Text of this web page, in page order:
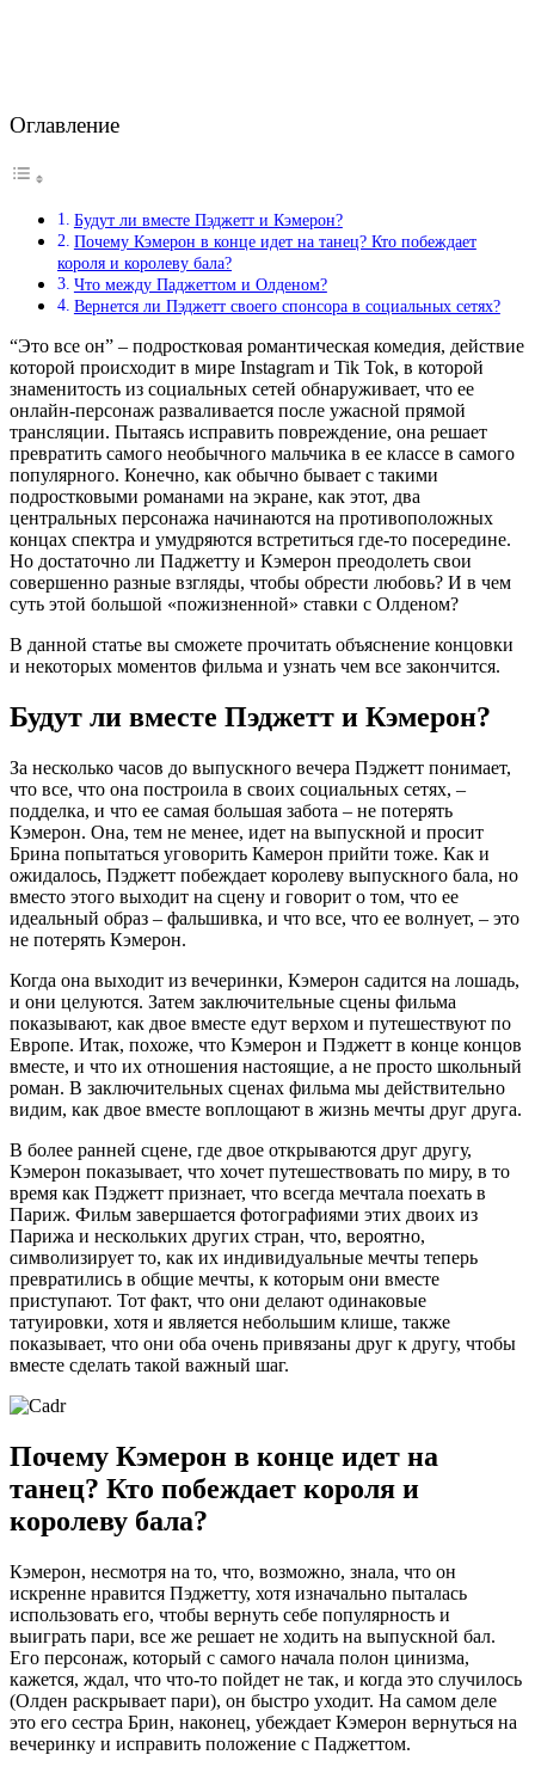
Оглавление
Будут ли вместе Пэджетт и Кэмерон?
Почему Кэмерон в конце идет на танец? Кто побеждает
короля и королеву бала?
Что между Паджеттом и Олденом?
Вернется ли Пэджетт своего спонсора в социальных сетях?
“Это все он” – подростковая романтическая комедия, действие
которой происходит в мире Instagram и Tik Tok, в которой
знаменитость из социальных сетей обнаруживает, что ее
онлайн-персонаж разваливается после ужасной прямой
трансляции. Пытаясь исправить повреждение, она решает
превратить самого необычного мальчика в ее классе в самого
популярного. Конечно, как обычно бывает с такими
подростковыми романами на экране, как этот, два
центральных персонажа начинаются на противоположных
концах спектра и умудряются встретиться где-то посередине.
Но достаточно ли Паджетту и Кэмерон преодолеть свои
совершенно разные взгляды, чтобы обрести любовь? И в чем
суть этой большой «пожизненной» ставки с Олденом?
В данной статье вы сможете прочитать объяснение концовки
и некоторых моментов фильма и узнать чем все закончится.
Будут ли вместе Пэджетт и Кэмерон?
За несколько часов до выпускного вечера Пэджетт понимает,
что все, что она построила в своих социальных сетях, –
подделка, и что ее самая большая забота – не потерять
Кэмерон. Она, тем не менее, идет на выпускной и просит
Брина попытаться уговорить Камерон прийти тоже. Как и
ожидалось, Пэджетт побеждает королеву выпускного бала, но
вместо этого выходит на сцену и говорит о том, что ее
идеальный образ – фальшивка, и что все, что ее волнует, – это
не потерять Кэмерон.
Когда она выходит из вечеринки, Кэмерон садится на лошадь,
и они целуются. Затем заключительные сцены фильма
показывают, как двое вместе едут верхом и путешествуют по
Европе. Итак, похоже, что Кэмерон и Пэджетт в конце концов
вместе, и что их отношения настоящие, а не просто школьный
роман. В заключительных сценах фильма мы действительно
видим, как двое вместе воплощают в жизнь мечты друг друга.
В более ранней сцене, где двое открываются друг другу,
Кэмерон показывает, что хочет путешествовать по миру, в то
время как Пэджетт признает, что всегда мечтала поехать в
Париж. Фильм завершается фотографиями этих двоих из
Парижа и нескольких других стран, что, вероятно,
символизирует то, как их индивидуальные мечты теперь
превратились в общие мечты, к которым они вместе
приступают. Тот факт, что они делают одинаковые
татуировки, хотя и является небольшим клише, также
показывает, что они оба очень привязаны друг к другу, чтобы
вместе сделать такой важный шаг.
Почему Кэмерон в конце идет на
танец? Кто побеждает короля и
королеву бала?
Кэмерон, несмотря на то, что, возможно, знала, что он
искренне нравится Пэджетту, хотя изначально пыталась
использовать его, чтобы вернуть себе популярность и
выиграть пари, все же решает не ходить на выпускной бал.
Его персонаж, который с самого начала полон цинизма,
кажется, ждал, что что-то пойдет не так, и когда это случилось
(Олден раскрывает пари), он быстро уходит. На самом деле
это его сестра Брин, наконец, убеждает Кэмерон вернуться на
вечеринку и исправить положение с Паджеттом.